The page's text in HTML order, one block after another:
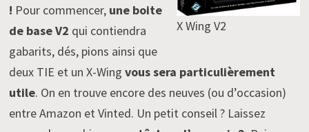
X Wing V2
! Pour commencer, une boite
de base V2 qui contiendra
gabarits, dés, pions ainsi que
deux TIE et un X-Wingvous sera particulièrement
utile. On en trouve encore des neuves (ou d’occasion)
entre Amazon et Vinted. Un petit conseil ? Laissez